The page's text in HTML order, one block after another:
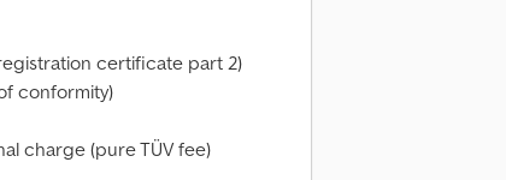
certificate part 2)
conformity)
charge (pure TÜV fee)